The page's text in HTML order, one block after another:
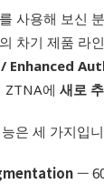
사용해 보신
차기 제품
Enhanced
ZTNA에새로
은 세 가지입
—